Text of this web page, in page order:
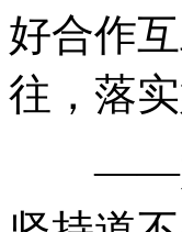
好合作
往，落
——加